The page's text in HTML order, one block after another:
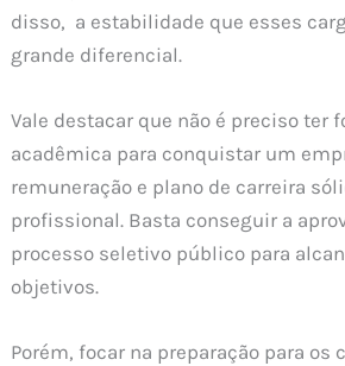
disso, a estabilidade que esses
grande diferencial.
Vale destacar que não é preciso ter
acadêmica para conquistar um
remuneração e plano de carreira
profissional. Basta conseguir a
processo seletivo público para
objetivos.
Porém, focar na preparação para os